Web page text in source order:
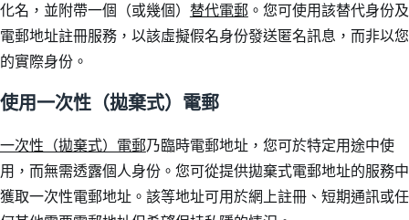
化名，並附帶一個（或幾個） 替代電郵。您可使用該替代身份及
電郵地址註冊服務，以該虛擬假名身份發送匿名訊息，而非以您
的實際身份。
使用一次性（拋棄式）電郵
一次性（拋棄式）電郵乃臨時電郵地址，您可於特定用途中使
用，而無需透露個人身份。您可從提供拋棄式電郵地址的服務中
獲取一次性電郵地址。該等地址可用於網上註冊、短期通訊或任